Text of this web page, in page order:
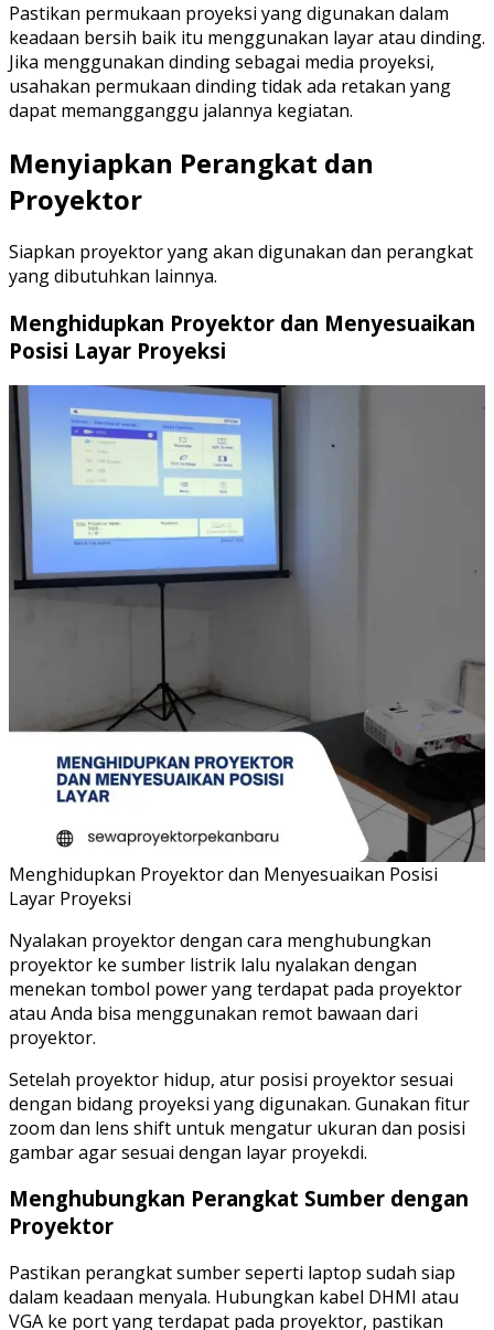
Pastikan permukaan proyeksi yang digunakan dalam
keadaan bersih baik itu menggunakan layar atau dinding.
Jika menggunakan dinding sebagai media proyeksi,
usahakan permukaan dinding tidak ada retakan yang
dapat memangganggu jalannya kegiatan.
Menyiapkan Perangkat dan
Proyektor
Siapkan proyektor yang akan digunakan dan perangkat
yang dibutuhkan lainnya.
Menghidupkan Proyektor dan Menyesuaikan
Posisi Layar Proyeksi
Menghidupkan Proyektor dan Menyesuaikan Posisi
Layar Proyeksi
Nyalakan proyektor dengan cara menghubungkan
proyektor ke sumber listrik lalu nyalakan dengan
menekan tombol power yang terdapat pada proyektor
atau Anda bisa menggunakan remot bawaan dari
proyektor.
Setelah proyektor hidup, atur posisi proyektor sesuai
dengan bidang proyeksi yang digunakan. Gunakan fitur
zoom dan lens shift untuk mengatur ukuran dan posisi
gambar agar sesuai dengan layar proyekdi.
Menghubungkan Perangkat Sumber dengan
Proyektor
Pastikan perangkat sumber seperti laptop sudah siap
dalam keadaan menyala. Hubungkan kabel DHMI atau
VGA ke port yang terdapat pada proyektor, pastikan